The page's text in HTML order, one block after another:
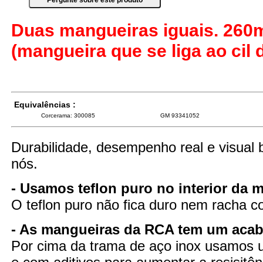
Duas mangueiras iguais.
(mangueira que se liga ao cil
Equivalências :
Corcerama: 300085 GM 93341052
Durabilidade, desempenho real e visual
nós.
- Usamos teflon puro no interior da
O teflon puro não fica duro nem racha
- As mangueiras da RCA tem um
Por cima da trama de aço inox usamos